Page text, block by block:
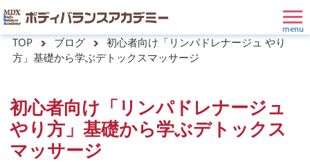
TOP ブログ
初心者向け「リンパドレナージュ やり
方」基礎から学ぶデトックスマッサージ
初心者向け「リンパドレナージュ
やり方」基礎から学ぶデトックス
マッサージ